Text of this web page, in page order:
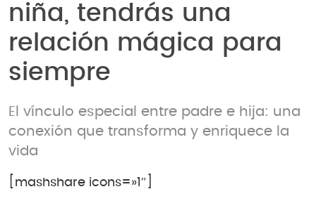
niña, tendrás una
relación mágica para
siempre
El vínculo especial entre padre e hija: una
conexión que transforma y enriquece la
vida
[mashshare icons=»1″]